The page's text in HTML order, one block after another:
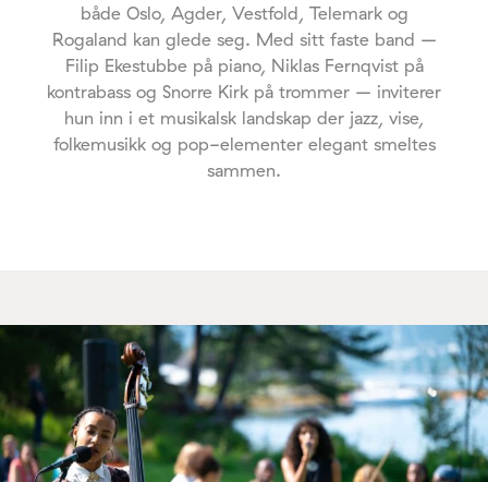
både Oslo, Agder, Vestfold, Telemark og
Rogaland kan glede seg. Med sitt faste band –
Filip Ekestubbe på piano, Niklas Fernqvist på
kontrabass og Snorre Kirk på trommer – inviterer
hun inn i et musikalsk landskap der jazz, vise,
folkemusikk og pop-elementer elegant smeltes
sammen.